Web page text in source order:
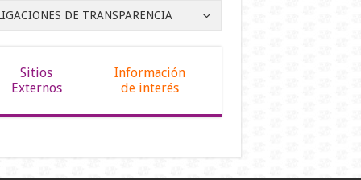
DE TRANSPARENCIA
Sitios
Externos
Información
de interés